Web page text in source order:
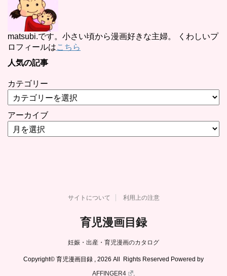
matsubi.です。小さい頃から漫画好きな主婦。 くわしいプ
ロフィールはこちら
人気の記事
カテゴリー
アーカイブ
サイトについて 利用上の注意
育児漫画目録
妊娠・出産・育児漫画のカタログ
Copyright© 育児漫画目録 , 2026 All Rights Reserved Powered by
AFFINGER4
.